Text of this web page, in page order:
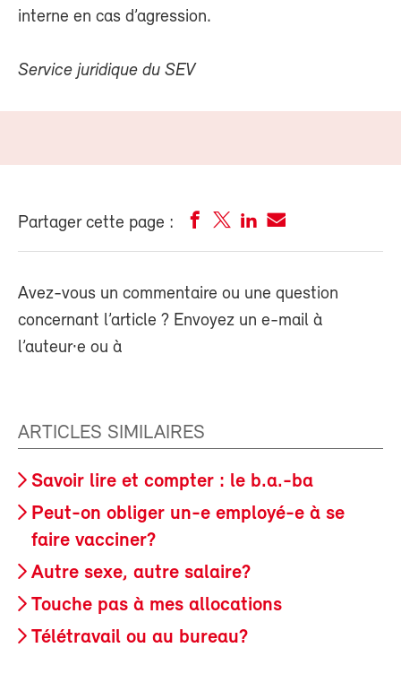
interne en cas d’agression.
Service juridique du SEV
Partager cette page :
Avez-vous un commentaire ou une question
concernant l’article ? Envoyez un e-mail à
l’auteur·e ou à
ARTICLES SIMILAIRES
Savoir lire et compter : le b.a.-ba
Peut-on obliger un-e employé-e à se
faire vacciner?
Autre sexe, autre salaire?
Touche pas à mes allocations
Télétravail ou au bureau?